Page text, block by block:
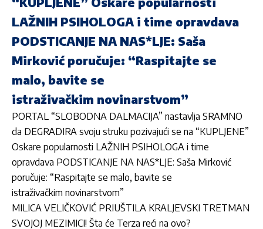
LAŽNIH PSIHOLOGA i time opravdava
PODSTICANJE NA NAS*LJE: Saša
Mirković poručuje: “Raspitajte se
malo, bavite se
istraživačkim novinarstvom”
PORTAL “SLOBODNA DALMACIJA” nastavlja SRAMNO
da DEGRADIRA svoju struku pozivajući se na “KUPLJENE”
Oskare popularnosti LAŽNIH PSIHOLOGA i time
opravdava PODSTICANJE NA NAS*LJE: Saša Mirković
poručuje: “Raspitajte se malo, bavite se
istraživačkim novinarstvom”
MILICA VELIČKOVIĆ PRIUŠTILA KRALJEVSKI TRETMAN
SVOJOJ MEZIMICI! Šta će Terza reći na ovo?